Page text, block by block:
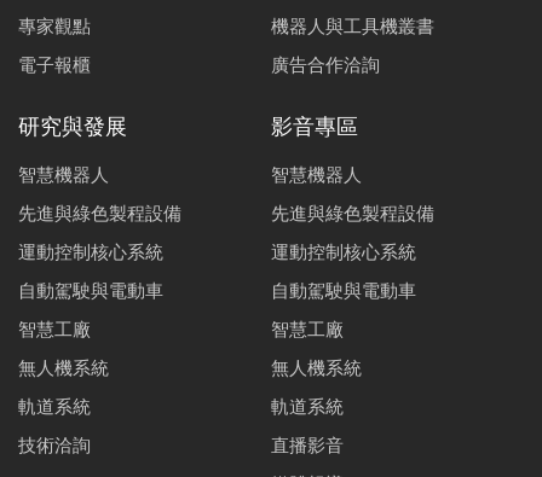
專家觀點
電子報櫃
機器人與工具機叢書
廣告合作洽詢
研究與發展
智慧機器人
先進與綠色製程設備
運動控制核心系統
自動駕駛與電動車
智慧工廠
無人機系統
軌道系統
技術洽詢
影音專區
智慧機器人
先進與綠色製程設備
運動控制核心系統
自動駕駛與電動車
智慧工廠
無人機系統
軌道系統
直播影音